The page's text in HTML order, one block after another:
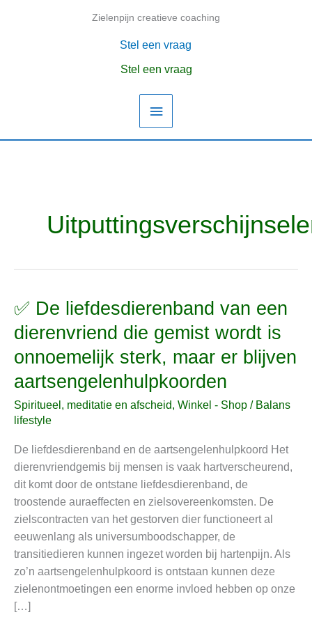
Zielenpijn creatieve coaching
Hoofdmenu
Stel een vraag
Stel een vraag
✅ De liefdesdierenband van een
dierenvriend die gemist wordt is
onnoemelijk sterk, maar er blijven
aartsengelenhulpkoorden
Spiritueel, meditatie en afscheid, Winkel - Shop / Balans
lifestyle
De liefdesdierenband en de aartsengelenhulpkoord Het
dierenvriendgemis bij mensen is vaak hartverscheurend,
dit komt door de ontstane liefdesdierenband, de
troostende auraeffecten en zielsovereenkomsten. De
zielscontracten van het gestorven dier functioneert al
eeuwenlang als universumboodschapper, de
transitiedieren kunnen ingezet worden bij hartenpijn. Als
zo’n aartsengelenhulpkoord is ontstaan kunnen deze
zielenontmoetingen een enorme invloed hebben op onze
[…]
✅
liefdesdierenband
van
dierenvriend
die
gemist
wordt
is
onnoemelijk
sterk,
maar
blijven
aartsengelenhulpkoorden